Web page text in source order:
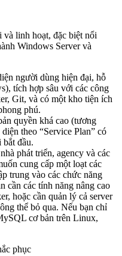
và linh hoạt, đặc biệt nổi
Windows Server và
người dùng hiện đại, hỗ
tích hợp sâu với các công
Git, và có một kho tiện ích
phú.
quyền khá cao (tương
theo “Service Plan” có
đầu.
phát triển, agency và các
cung cấp một loạt các
trung vào các chức năng
cần các tính năng nâng cao
hoặc cần quản lý cả server
thể bỏ qua. Nếu bạn chỉ
cơ bản trên Linux,
phục